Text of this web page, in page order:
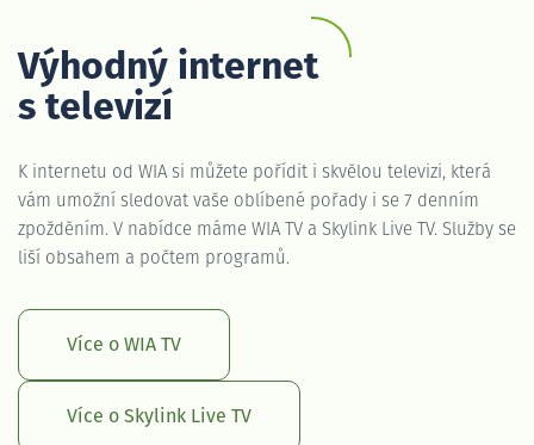
Výhodný internet
s televizí
K internetu od WIA si můžete pořídit i skvělou televizi, která
vám umožní sledovat vaše oblíbené pořady i se 7 denním
zpožděním. V nabídce máme WIA TV a Skylink Live TV. Služby se
liší obsahem a počtem programů.
Více o WIA TV
Více o Skylink Live TV